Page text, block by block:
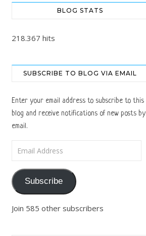
BLOG STATS
218.367 hits
SUBSCRIBE TO BLOG VIA EMAIL
Enter your email address to subscribe to this
blog and receive notifications of new posts by
email.
Subscribe
Join 585 other subscribers